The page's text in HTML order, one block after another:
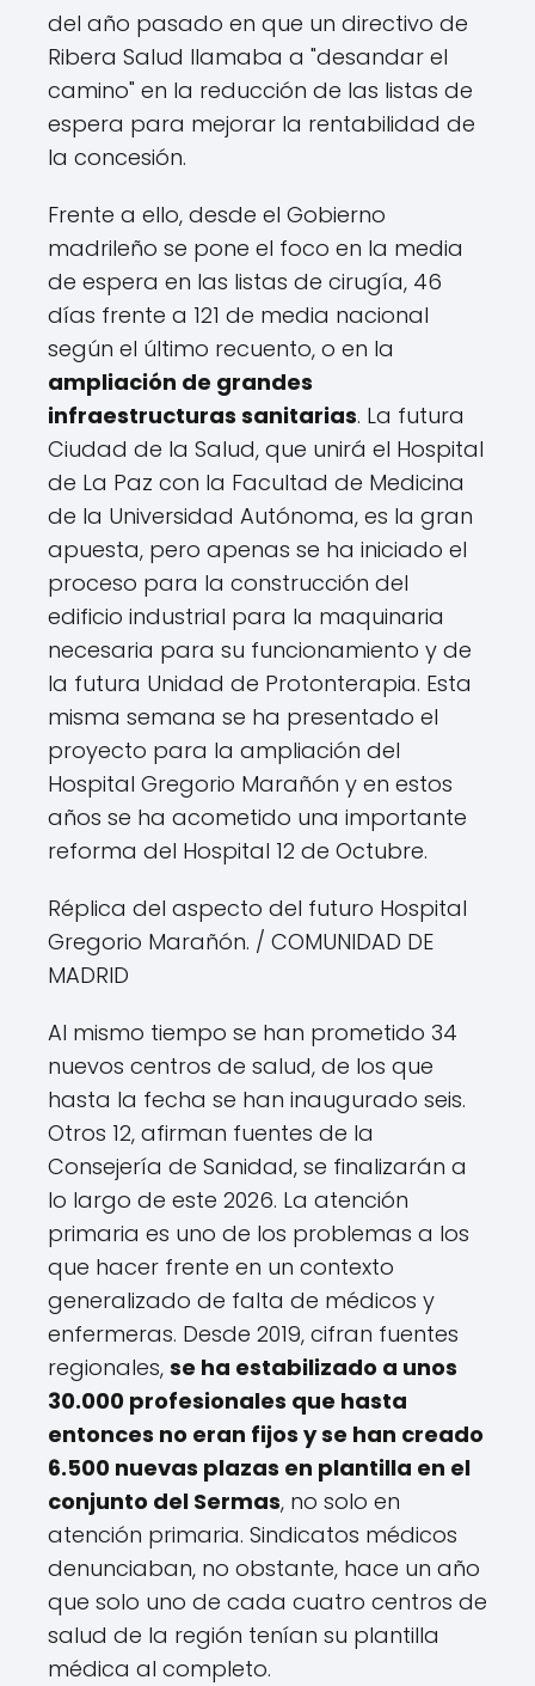
del año pasado en que un directivo de
Ribera Salud llamaba a "desandar el
camino" en la reducción de las listas de
espera para mejorar la rentabilidad de
la concesión.
Frente a ello, desde el Gobierno
madrileño se pone el foco en la media
de espera en las listas de cirugía, 46
días frente a 121 de media nacional
según el último recuento, o en la
ampliación de grandes
infraestructuras sanitarias. La futura
Ciudad de la Salud, que unirá el Hospital
de La Paz con la Facultad de Medicina
de la Universidad Autónoma, es la gran
apuesta, pero apenas se ha iniciado el
proceso para la construcción del
edificio industrial para la maquinaria
necesaria para su funcionamiento y de
la futura Unidad de Protonterapia. Esta
misma semana se ha presentado el
proyecto para la ampliación del
Hospital Gregorio Marañón y en estos
años se ha acometido una importante
reforma del Hospital 12 de Octubre.
Réplica del aspecto del futuro Hospital
Gregorio Marañón. / COMUNIDAD DE
MADRID
Al mismo tiempo se han prometido 34
nuevos centros de salud, de los que
hasta la fecha se han inaugurado seis.
Otros 12, afirman fuentes de la
Consejería de Sanidad, se finalizarán a
lo largo de este 2026. La atención
primaria es uno de los problemas a los
que hacer frente en un contexto
generalizado de falta de médicos y
enfermeras. Desde 2019, cifran fuentes
regionales, se ha estabilizado a unos
30.000 profesionales que hasta
entonces no eran fijos y se han creado
6.500 nuevas plazas en plantilla en el
conjunto del Sermas, no solo en
atención primaria. Sindicatos médicos
denunciaban, no obstante, hace un año
que solo uno de cada cuatro centros de
salud de la región tenían su plantilla
médica al completo.